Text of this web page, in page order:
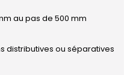
au pas de 500 mm
distributives ou séparatives